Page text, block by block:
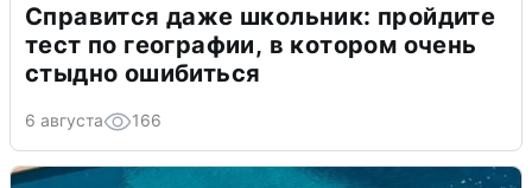
Справится даже школьник: пройдите
тест по географии, в котором очень
стыдно ошибиться
6 августа 166